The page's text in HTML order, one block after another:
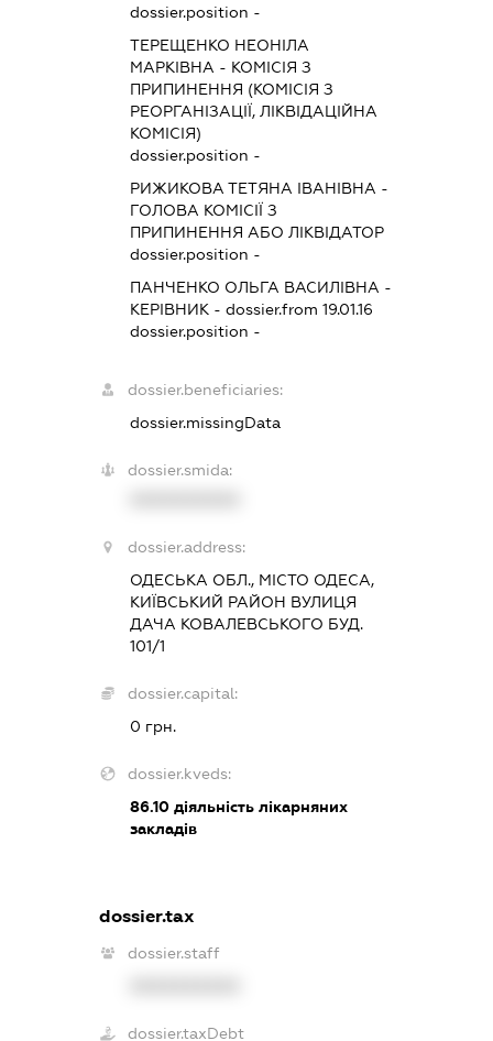
dossier.position -
ТЕРЕЩЕНКО НЕОНІЛА
МАРКІВНА - КОМІСІЯ З
ПРИПИНЕННЯ (КОМІСІЯ З
РЕОРГАНІЗАЦІЇ, ЛІКВІДАЦІЙНА
КОМІСІЯ)
dossier.position -
РИЖИКОВА ТЕТЯНА ІВАНІВНА -
ГОЛОВА КОМІСІЇ З
ПРИПИНЕННЯ АБО ЛІКВІДАТОР
dossier.position -
ПАНЧЕНКО ОЛЬГА ВАСИЛІВНА -
КЕРІВНИК - dossier.from 19.01.16
dossier.position -
dossier.beneficiaries:
dossier.missingData
dossier.smida:
dossier.address:
ОДЕСЬКА ОБЛ., МІСТО ОДЕСА,
КИЇВСЬКИЙ РАЙОН ВУЛИЦЯ
ДАЧА КОВАЛЕВСЬКОГО БУД.
101/1
dossier.capital:
0 грн.
dossier.kveds:
86.10діяльність лікарняних
закладів
dossier.tax
dossier.staff
dossier.taxDebt